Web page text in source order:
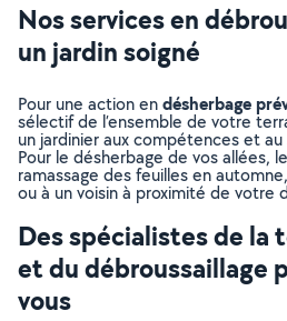
Nos services en
un jardin soigné
Pour une action endésherbage
sélectif de l’ensemble de votre
un jardinier aux compétences et
Pour le désherbage de vos allées,
ramassage des feuilles en
ou à un voisin à proximité de votre
Des spécialistes de la
et du débroussaillage
vous